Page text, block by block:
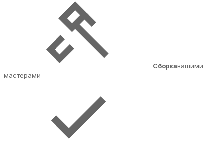
Сборканашими
мастерами